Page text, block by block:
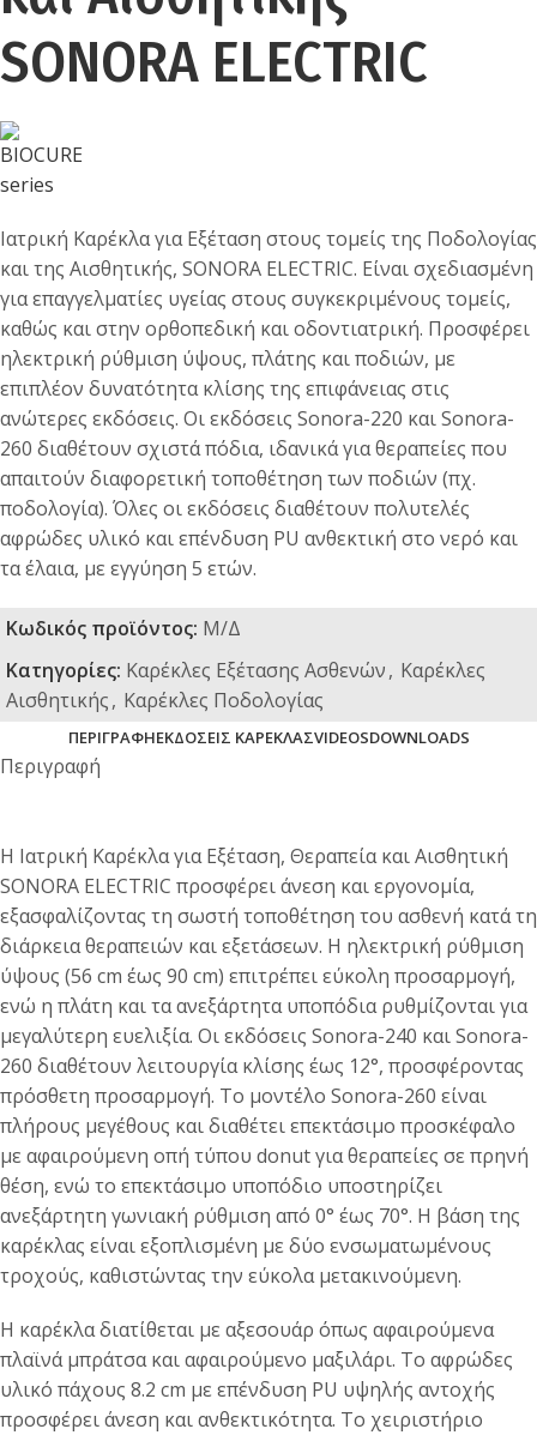
SONORA ELECTRIC
Ιατρική Καρέκλα για Εξέταση στους τομείς της Ποδολογίας
και της Αισθητικής, SONORA ELECTRIC. Είναι σχεδιασμένη
για επαγγελματίες υγείας στους συγκεκριμένους τομείς,
καθώς και στην ορθοπεδική και οδοντιατρική. Προσφέρει
ηλεκτρική ρύθμιση ύψους, πλάτης και ποδιών, με
επιπλέον δυνατότητα κλίσης της επιφάνειας στις
ανώτερες εκδόσεις. Οι εκδόσεις Sonora-220 και Sonora-
260 διαθέτουν σχιστά πόδια, ιδανικά για θεραπείες που
απαιτούν διαφορετική τοποθέτηση των ποδιών (πχ.
ποδολογία). Όλες οι εκδόσεις διαθέτουν πολυτελές
αφρώδες υλικό και επένδυση PU ανθεκτική στο νερό και
τα έλαια, με εγγύηση 5 ετών.
Κωδικός προϊόντος: Μ/Δ
Κατηγορίες: Καρέκλες Εξέτασης Ασθενών, Καρέκλες
Αισθητικής, Καρέκλες Ποδολογίας
ΠΕΡΙΓΡΑΦΉΕΚΔΌΣΕΙΣ ΚΑΡΈΚΛΑΣVIDEOSDOWNLOADS
Περιγραφή
Η Ιατρική Καρέκλα για Εξέταση, Θεραπεία και Αισθητική
SONORA ELECTRIC προσφέρει άνεση και εργονομία,
εξασφαλίζοντας τη σωστή τοποθέτηση του ασθενή κατά τη
διάρκεια θεραπειών και εξετάσεων. Η ηλεκτρική ρύθμιση
ύψους (56 cm έως 90 cm) επιτρέπει εύκολη προσαρμογή,
ενώ η πλάτη και τα ανεξάρτητα υποπόδια ρυθμίζονται για
μεγαλύτερη ευελιξία. Οι εκδόσεις Sonora-240 και Sonora-
260 διαθέτουν λειτουργία κλίσης έως 12°, προσφέροντας
πρόσθετη προσαρμογή. Το μοντέλο Sonora-260 είναι
πλήρους μεγέθους και διαθέτει επεκτάσιμο προσκέφαλο
με αφαιρούμενη οπή τύπου donut για θεραπείες σε πρηνή
θέση, ενώ το επεκτάσιμο υποπόδιο υποστηρίζει
ανεξάρτητη γωνιακή ρύθμιση από 0° έως 70°. Η βάση της
καρέκλας είναι εξοπλισμένη με δύο ενσωματωμένους
τροχούς, καθιστώντας την εύκολα μετακινούμενη.
Η καρέκλα διατίθεται με αξεσουάρ όπως αφαιρούμενα
πλαϊνά μπράτσα και αφαιρούμενο μαξιλάρι. Το αφρώδες
υλικό πάχους 8.2 cm με επένδυση PU υψηλής αντοχής
προσφέρει άνεση και ανθεκτικότητα. Το χειριστήριο